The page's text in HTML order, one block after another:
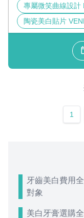
專屬微笑曲線設計
陶瓷美白貼片
1
牙齒美白費用
對象
美白牙膏選購